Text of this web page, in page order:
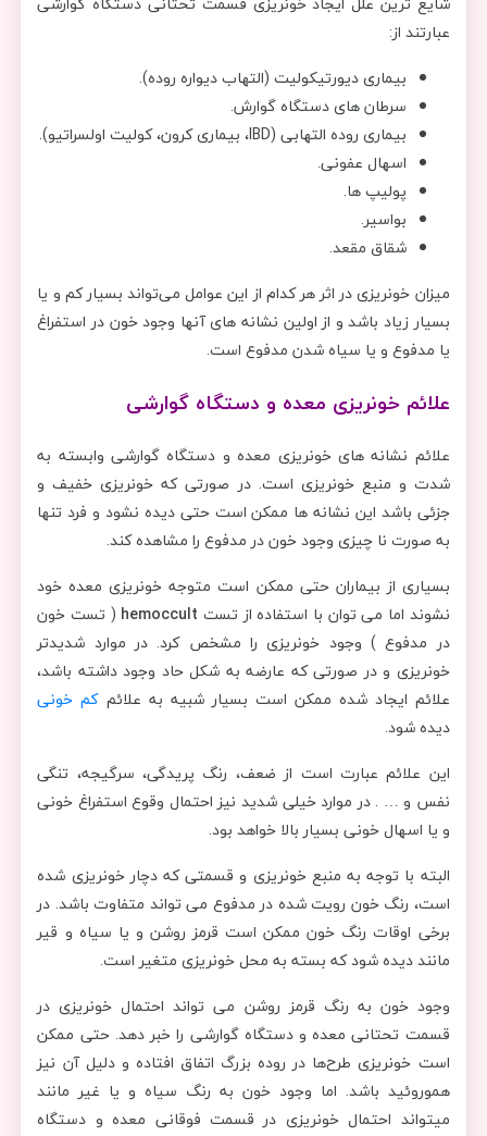
عبارتند از:
بیماری دیورتیکولیت (التهاب دیواره روده).
سرطان های دستگاه گوارش.
بیماری روده التهابی (IBD، بیماری کرون، کولیت اولسراتیو).
اسهال عفونی.
پولیپ ها.
بواسیر.
شقاق مقعد.
میزان خونریزی در اثر هر کدام از این عوامل می‌تواند بسیار کم و یا
بسیار زیاد باشد و از اولین نشانه های آنها وجود خون در استفراغ
یا مدفوع و یا سیاه شدن مدفوع است.
علائم خونریزی معده و دستگاه گوارشی
علائم نشانه های خونریزی معده و دستگاه گوارشی وابسته به
شدت و منبع خونریزی است. در صورتی که خونریزی خفیف و
جزئی باشد این نشانه ها ممکن است حتی دیده نشود و فرد تنها
به صورت نا چیزی وجود خون در مدفوع را مشاهده کند.
بسیاری از بیماران حتی ممکن است متوجه خونریزی معده خود
نشوند اما می توان با استفاده از تست hemoccult ( تست خون
در مدفوع ) وجود خونریزی را مشخص کرد. در موارد شدیدتر
خونریزی و در صورتی که عارضه به شکل حاد وجود داشته باشد،
علائم ایجاد شده ممکن است بسیار شبیه به علائمکم خونی
دیده شود.
این علائم عبارت است از ضعف، رنگ پریدگی، سرگیجه، تنگی
نفس و … . در موارد خیلی شدید نیز احتمال وقوع استفراغ خونی
و یا اسهال خونی بسیار بالا خواهد بود.
البته با توجه به منبع خونریزی و قسمتی که دچار خونریزی شده
است، رنگ خون رویت شده در مدفوع می تواند متفاوت باشد. در
برخی اوقات رنگ خون ممکن است قرمز روشن و یا سیاه و قیر
مانند دیده شود که بسته به محل خونریزی متغیر است.
وجود خون به رنگ قرمز روشن می تواند احتمال خونریزی در
قسمت تحتانی معده و دستگاه گوارشی را خبر دهد. حتی ممکن
است خونریزی طرح‌ها در روده بزرگ اتفاق افتاده و دلیل آن نیز
هموروئید باشد. اما وجود خون به رنگ سیاه و یا غیر مانند
میتواند احتمال خونریزی در قسمت فوقانی معده و دستگاه